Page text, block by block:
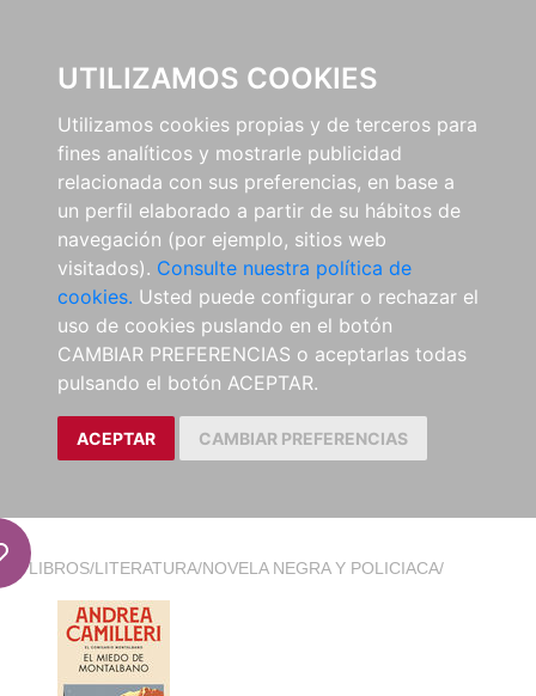
UTILIZAMOS COOKIES
Utilizamos cookies propias y de terceros para
fines analíticos y mostrarle publicidad
relacionada con sus preferencias, en base a
un perfil elaborado a partir de su hábitos de
navegación (por ejemplo, sitios web
visitados). Consulte nuestra política de
cookies. Usted puede configurar o rechazar el
uso de cookies puslando en el botón
CAMBIAR PREFERENCIAS o aceptarlas todas
pulsando el botón ACEPTAR.
ACEPTAR CAMBIAR PREFERENCIAS
LIBROS/LITERATURA/NOVELA NEGRA Y POLICIACA/